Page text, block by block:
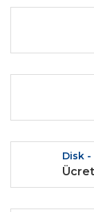
Ürün
Ürün
Ürün fiyatı
Bu ürüne
Disk -